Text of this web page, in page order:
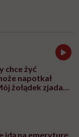
chce żyć
napotkał
żołądek zjada
idą na emeryturę